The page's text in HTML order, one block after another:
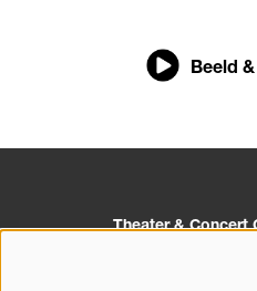
Beeld
Theater & Concert